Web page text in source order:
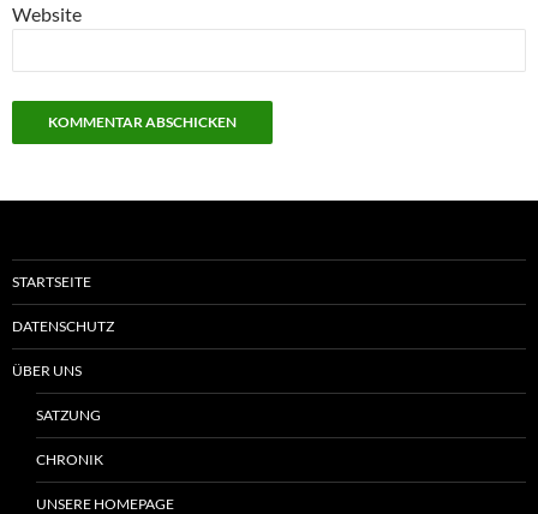
Website
STARTSEITE
DATENSCHUTZ
ÜBER UNS
SATZUNG
CHRONIK
UNSERE HOMEPAGE